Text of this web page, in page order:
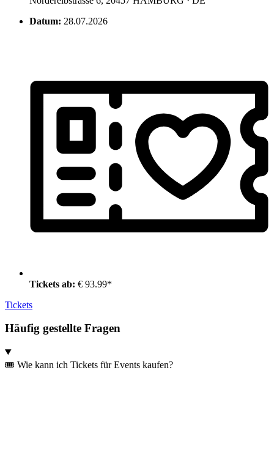
Datum: 28.07.2026
Tickets ab: € 93.99*
Tickets
Häufig gestellte Fragen
🎟️ Wie kann ich Tickets für Events kaufen?